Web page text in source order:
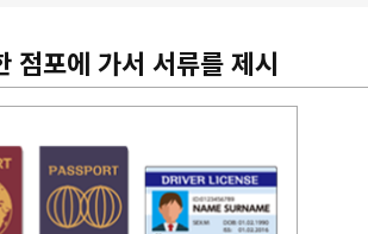
점포에 가서 서류를 제시